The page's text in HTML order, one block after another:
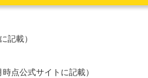
記載）
時点公式サイトに記載）